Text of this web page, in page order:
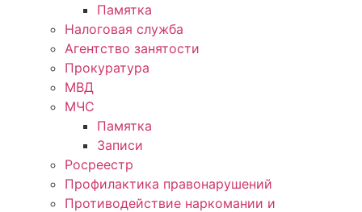
Памятка
Налоговая служба
Агентство занятости
Прокуратура
МВД
МЧС
Памятка
Записи
Росреестр
Профилактика правонарушений
Противодействие наркомании и